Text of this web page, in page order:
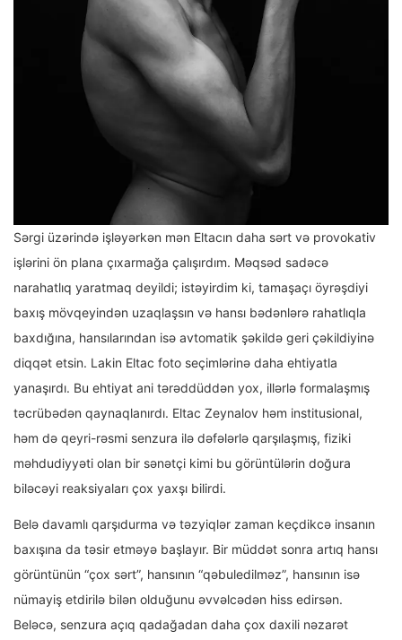
Sərgi üzərində işləyərkən mən Eltacın daha sərt və provokativ
işlərini ön plana çıxarmağa çalışırdım. Məqsəd sadəcə
narahatlıq yaratmaq deyildi; istəyirdim ki, tamaşaçı öyrəşdiyi
baxış mövqeyindən uzaqlaşsın və hansı bədənlərə rahatlıqla
baxdığına, hansılarından isə avtomatik şəkildə geri çəkildiyinə
diqqət etsin. Lakin Eltac foto seçimlərinə daha ehtiyatla
yanaşırdı. Bu ehtiyat ani tərəddüddən yox, illərlə formalaşmış
təcrübədən qaynaqlanırdı. Eltac Zeynalov həm institusional,
həm də qeyri-rəsmi senzura ilə dəfələrlə qarşılaşmış, fiziki
məhdudiyyəti olan bir sənətçi kimi bu görüntülərin doğura
biləcəyi reaksiyaları çox yaxşı bilirdi.
Belə davamlı qarşıdurma və təzyiqlər zaman keçdikcə insanın
baxışına da təsir etməyə başlayır. Bir müddət sonra artıq hansı
görüntünün “çox sərt”, hansının “qəbuledilməz”, hansının isə
nümayiş etdirilə bilən olduğunu əvvəlcədən hiss edirsən.
Beləcə, senzura açıq qadağadan daha çox daxili nəzarət